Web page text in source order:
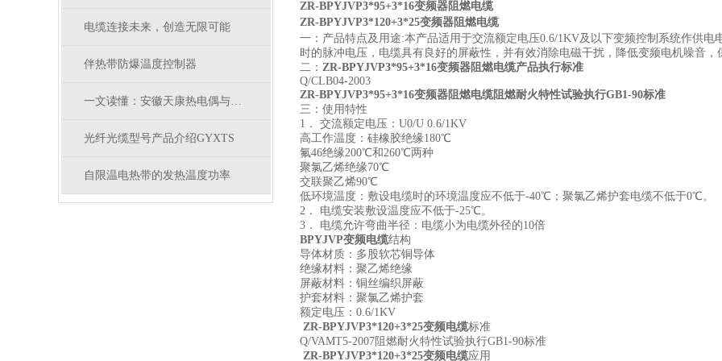
电缆连接未来，创造无限可能
伴热带防爆温度控制器
一文读懂：安徽天康热电偶与安徽天康热电阻的核心区别
光纤光缆型号产品介绍GYXTS
自限温电热带的发热温度功率
ZR-BPYJVP3*95+3*16变频器阻燃电缆
ZR-BPYJVP3*120+3*25变频器阻燃电缆
一：产品特点及用途:本产品适用于交流额定电压0.6/1KV及以下变频控制系统作供
时的脉冲电压，电缆具有良好的屏蔽性，并有效消除电磁干扰，降低变频电机噪音
二： ZR-BPYJVP3*95+3*16变频器阻燃电缆产品执行标准
Q/CLB04-2003
ZR-BPYJVP3*95+3*16变频器阻燃电缆阻燃耐火特性试验执行GB1-90标准
三：使用特性
1． 交流额定电压：U0/U 0.6/1KV
高工作温度：硅橡胶绝缘180℃
氟46绝缘200℃和260℃两种
聚氯乙烯绝缘70℃
交联聚乙烯90℃
低环境温度：敷设电缆时的环境温度应不低于-40℃；聚氯乙烯护套电缆不低于0℃。
2． 电缆安装敷设温度应不低于-25℃。
3． 电缆允许弯曲半径：电缆小为电缆外径的10倍
BPYJVP变频电缆结构
导体材质：多股软芯铜导体
绝缘材料：聚乙烯绝缘
屏蔽材料：铜丝编织屏蔽
护套材料：聚氯乙烯护套
额定电压：0.6/1KV
ZR-BPYJVP3*120+3*25变频电缆标准
Q/VAMT5-2007阻燃耐火特性试验执行GB1-90标准
ZR-BPYJVP3*120+3*25变频电缆应用